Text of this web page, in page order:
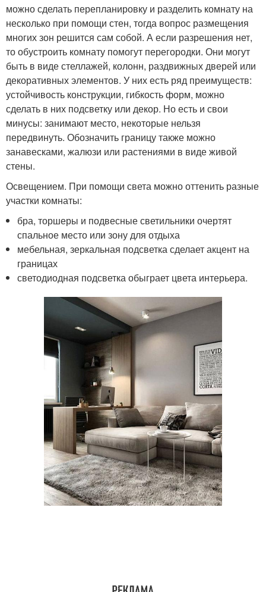
можно сделать перепланировку и разделить комнату на
несколько при помощи стен, тогда вопрос размещения
многих зон решится сам собой. А если разрешения нет,
то обустроить комнату помогут перегородки. Они могут
быть в виде стеллажей, колонн, раздвижных дверей или
декоративных элементов. У них есть ряд преимуществ:
устойчивость конструкции, гибкость форм, можно
сделать в них подсветку или декор. Но есть и свои
минусы: занимают место, некоторые нельзя
передвинуть. Обозначить границу также можно
занавесками, жалюзи или растениями в виде живой
стены.
Освещением. При помощи света можно оттенить разные
участки комнаты:
бра, торшеры и подвесные светильники очертят
спальное место или зону для отдыха
мебельная, зеркальная подсветка сделает акцент на
границах
светодиодная подсветка обыграет цвета интерьера.